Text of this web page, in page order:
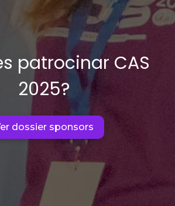
patrocinar CAS
2025?
dossier sponsors